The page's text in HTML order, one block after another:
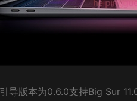
版本为0.6.0支持Big Sur